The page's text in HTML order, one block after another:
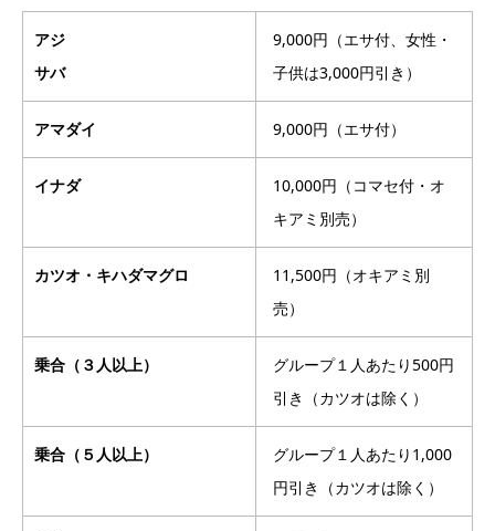
アジ
サバ
9,000円（エサ付、女性・
子供は3,000円引き）
アマダイ 9,000円（エサ付）
イナダ
10,000円（コマセ付・オ
キアミ別売）
カツオ・キハダマグロ
11,500円（オキアミ別
売）
乗合（３人以上）
グループ１人あたり500円
引き（カツオは除く）
乗合（５人以上）
グループ１人あたり1,000
円引き（カツオは除く）